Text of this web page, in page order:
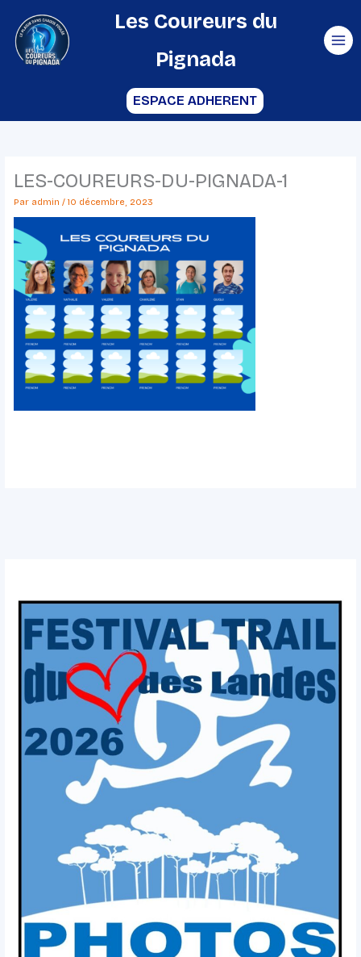
contenu
Les Coureurs du
Pignada
ESPACE ADHERENT
LES-COUREURS-DU-PIGNADA-1
Par admin / 10 décembre, 2023